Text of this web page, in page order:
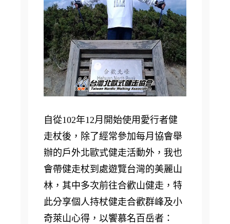
自從102年12月開始使用愛行者健
走杖後，除了經常參加每月協會舉
辦的戶外北歐式健走活動外，我也
會帶健走杖到處遊覽台灣的美麗山
林，其中多次前往合歡山健走，特
此分享個人持杖健走合歡群峰及小
奇萊山心得，以饗慕名百岳者：